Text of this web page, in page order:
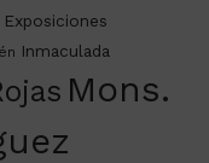
Exposiciones
Inmaculada
Mons.